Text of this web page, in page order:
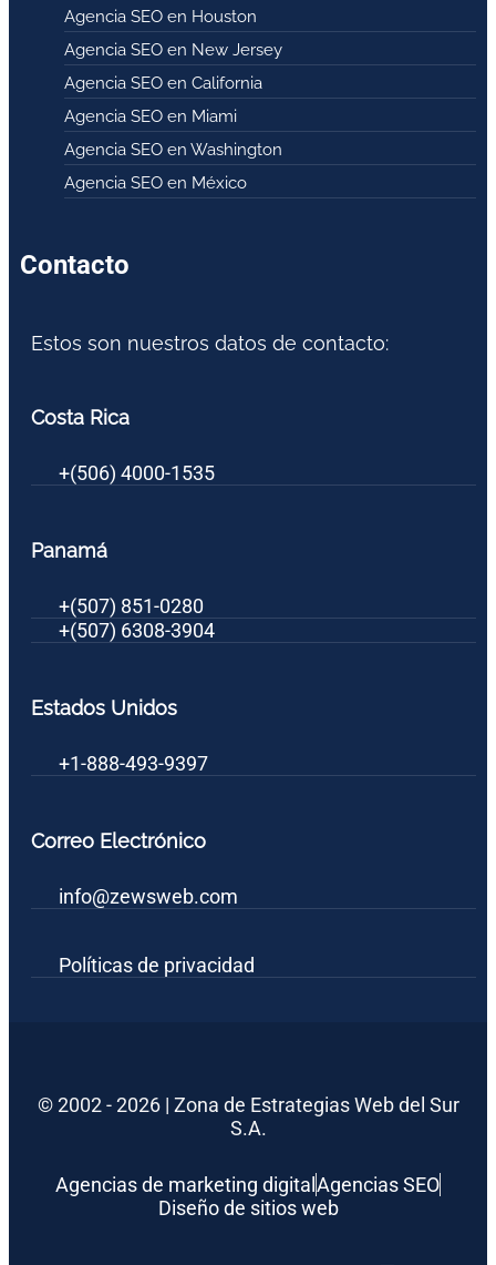
Agencia SEO en Houston
Agencia SEO en New Jersey
Agencia SEO en California
Agencia SEO en Miami
Agencia SEO en Washington
Agencia SEO en México
Contacto
Estos son nuestros datos de contacto:
Costa Rica
+(506) 4000-1535
Panamá
+(507) 851-0280
+(507) 6308-3904
Estados Unidos
+1-888-493-9397
Correo Electrónico
info@zewsweb.com
Políticas de privacidad
© 2002 - 2026 | Zona de Estrategias Web del Sur
S.A.
Agencias de marketing digitalAgencias SEO
Diseño de sitios web